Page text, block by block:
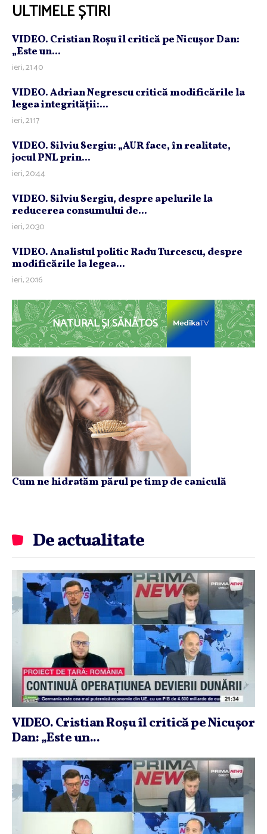
ULTIMELE ȘTIRI
VIDEO. Cristian Roşu îl critică pe Nicuşor Dan:
„Este un...
ieri, 21:40
VIDEO. Adrian Negrescu critică modificările la
legea integrităţii:...
ieri, 21:17
VIDEO. Silviu Sergiu: „AUR face, în realitate,
jocul PNL prin...
ieri, 20:44
VIDEO. Silviu Sergiu, despre apelurile la
reducerea consumului de...
ieri, 20:30
VIDEO. Analistul politic Radu Turcescu, despre
modificările la legea...
ieri, 20:16
NATURAL ȘI SĂNĂTOS
Cum ne hidratăm părul pe timp de caniculă
De actualitate
VIDEO. Cristian Roşu îl critică pe Nicuşor
Dan: „Este un...